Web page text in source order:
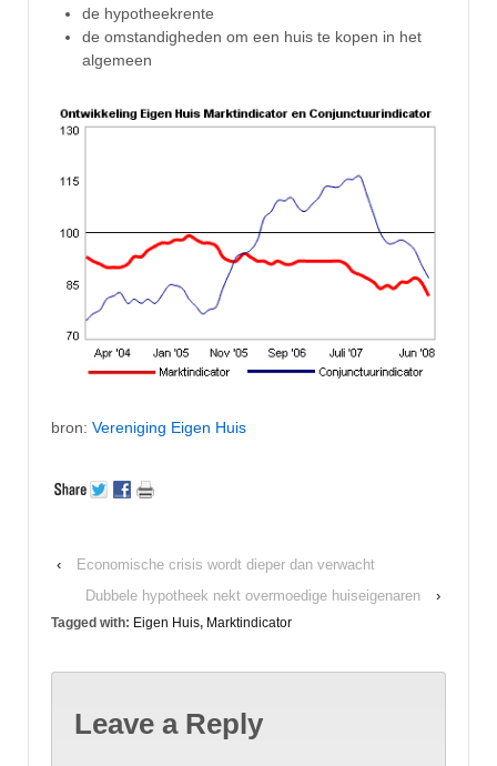
de hypotheekrente
de omstandigheden om een huis te kopen in het
algemeen
bron: Vereniging Eigen Huis
‹
Economische crisis wordt dieper dan verwacht
Dubbele hypotheek nekt overmoedige huiseigenaren
›
Tagged with: Eigen Huis, Marktindicator
Leave a Reply